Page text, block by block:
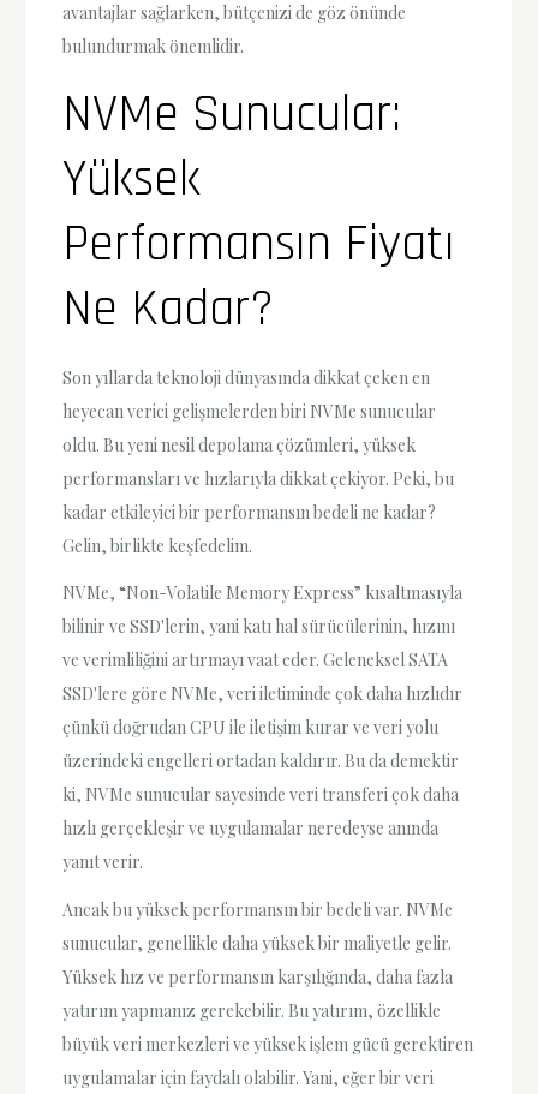
avantajlar sağlarken, bütçenizi de göz önünde
bulundurmak önemlidir.
NVMe Sunucular:
Yüksek
Performansın Fiyatı
Ne Kadar?
Son yıllarda teknoloji dünyasında dikkat çeken en
heyecan verici gelişmelerden biri NVMe sunucular
oldu. Bu yeni nesil depolama çözümleri, yüksek
performansları ve hızlarıyla dikkat çekiyor. Peki, bu
kadar etkileyici bir performansın bedeli ne kadar?
Gelin, birlikte keşfedelim.
NVMe, “Non-Volatile Memory Express” kısaltmasıyla
bilinir ve SSD'lerin, yani katı hal sürücülerinin, hızını
ve verimliliğini artırmayı vaat eder. Geleneksel SATA
SSD'lere göre NVMe, veri iletiminde çok daha hızlıdır
çünkü doğrudan CPU ile iletişim kurar ve veri yolu
üzerindeki engelleri ortadan kaldırır. Bu da demektir
ki, NVMe sunucular sayesinde veri transferi çok daha
hızlı gerçekleşir ve uygulamalar neredeyse anında
yanıt verir.
Ancak bu yüksek performansın bir bedeli var. NVMe
sunucular, genellikle daha yüksek bir maliyetle gelir.
Yüksek hız ve performansın karşılığında, daha fazla
yatırım yapmanız gerekebilir. Bu yatırım, özellikle
büyük veri merkezleri ve yüksek işlem gücü gerektiren
uygulamalar için faydalı olabilir. Yani, eğer bir veri